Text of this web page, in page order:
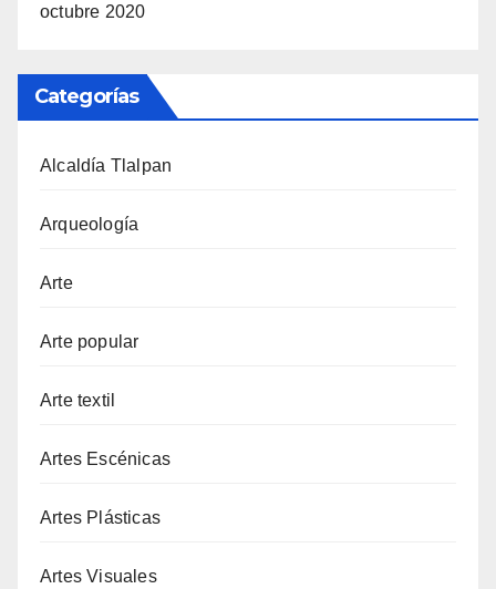
octubre 2020
Categorías
Alcaldía Tlalpan
Arqueología
Arte
Arte popular
Arte textil
Artes Escénicas
Artes Plásticas
Artes Visuales